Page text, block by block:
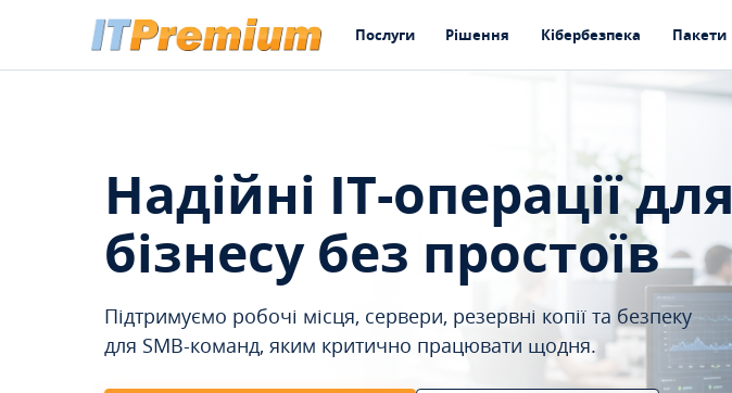
Послуги Рішення Кібербезпека Пакети
Надійні IT-операції для
бізнесу без простоїв
Підтримуємо робочі місця, сервери, резервні копії та безпеку
для SMB-команд, яким критично працювати щодня.